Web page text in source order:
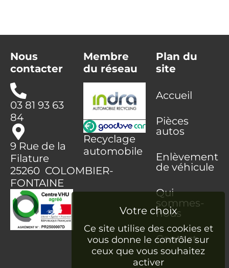
Nous
contacter
03 81 93 63
84
9 Rue de la
Filature
25260 COLOMBIER-
FONTAINE
Membre
du réseau
Recyclage
automobile
Plan du
site
Accueil
Pièces
autos
Enlèvement
de véhicule
Qui
sommes-
nous
Contact
Ce site utilise des cookies et
vous donne le contrôle sur
ceux que vous souhaitez
activer